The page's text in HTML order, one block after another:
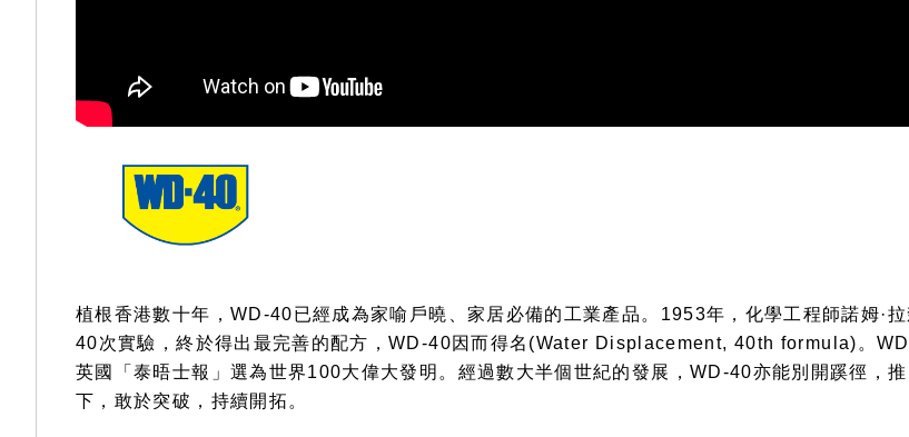
植根香港數十年，WD-40已經成為家喻戶曉、家居必備的工業產品。1953年，化學工程師諾姆·
40次實驗，終於得出最完善的配方，WD-40因而得名(Water Displacement, 40th formula)。
英國「泰晤士報」選為世界100大偉大發明。經過數大半個世紀的發展，WD-40亦能別開蹊徑，
下，敢於突破，持續開拓。